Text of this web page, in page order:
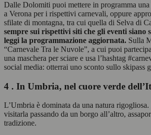
Dalle Dolomiti puoi mettere in programma una
a Verona per i rispettivi carnevali, oppure
sfilate di montagna, tra cui quella di Selva di
sempre sui rispettivi siti che gli eventi siano
leggi la programmazione aggiornata. Sulla
“Carnevale Tra le Nuvole”, a cui puoi
una maschera per sciare e usa l’hashtag
social media: otterrai uno sconto sullo skipass
4 . In Umbria, nel cuore verde
L’Umbria è dominata da una natura
visitarla passando da un borgo all’altro,
tradizione.